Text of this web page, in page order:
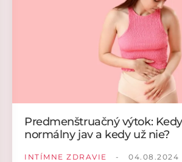
Predmenštruačný výtok:
normálny jav a kedy už nie?
INTÍMNE ZDRAVIE - 04.08.2024